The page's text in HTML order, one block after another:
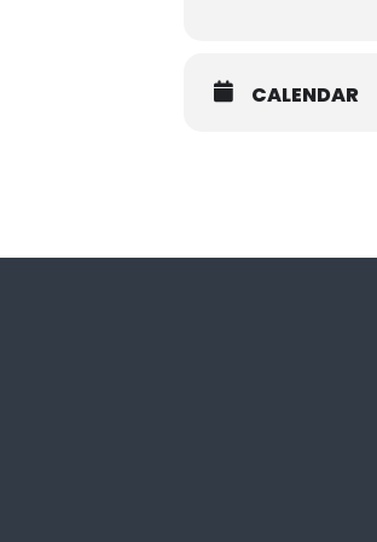
CALENDAR